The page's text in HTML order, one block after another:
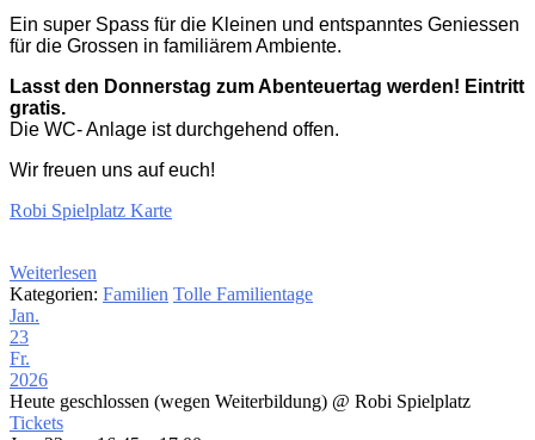
Ein super Spass für die Kleinen und entspanntes Geniessen
für die Grossen in familiärem Ambiente.
Lasst den Donnerstag zum Abenteuertag werden! Eintritt
gratis.
Die WC- Anlage ist durchgehend offen.
Wir freuen uns auf euch!
Robi Spielplatz Karte
Weiterlesen
Kategorien: Familien Tolle Familientage
Jan.
23
Fr.
2026
Heute geschlossen (wegen Weiterbildung) @ Robi Spielplatz
Tickets